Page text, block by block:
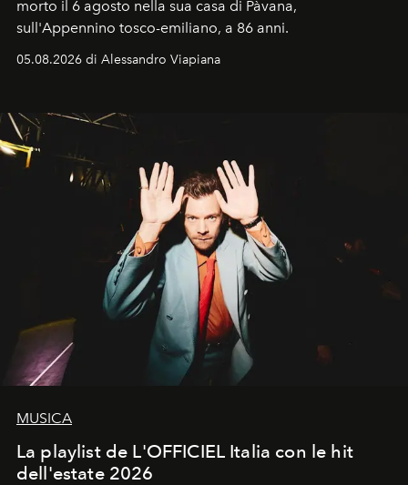
morto il 6 agosto nella sua casa di Pàvana,
sull'Appennino tosco-emiliano, a 86 anni.
05.08.2026 di Alessandro Viapiana
MUSICA
La playlist de L'OFFICIEL Italia con le hit
dell'estate 2026